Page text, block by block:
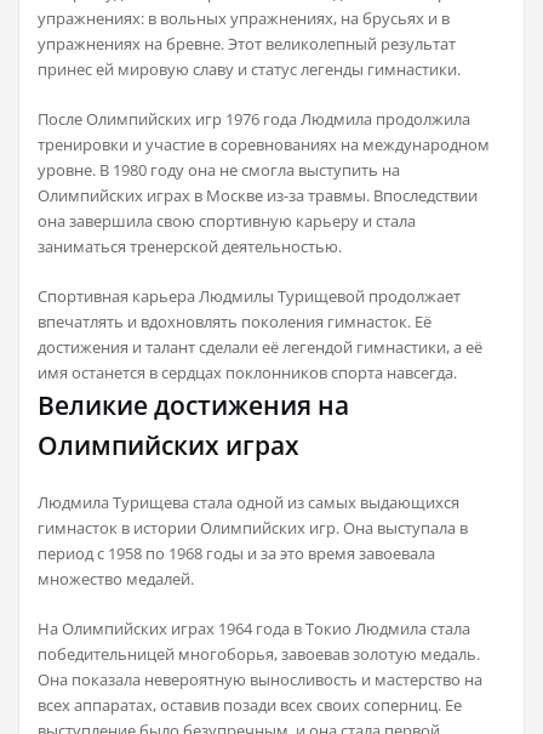
упражнениях: в вольных упражнениях, на брусьях и в
упражнениях на бревне. Этот великолепный результат
принес ей мировую славу и статус легенды гимнастики.
После Олимпийских игр 1976 года Людмила продолжила
тренировки и участие в соревнованиях на международном
уровне. В 1980 году она не смогла выступить на
Олимпийских играх в Москве из-за травмы. Впоследствии
она завершила свою спортивную карьеру и стала
заниматься тренерской деятельностью.
Спортивная карьера Людмилы Турищевой продолжает
впечатлять и вдохновлять поколения гимнасток. Её
достижения и талант сделали её легендой гимнастики, а её
имя останется в сердцах поклонников спорта навсегда.
Великие достижения на
Олимпийских играх
Людмила Турищева стала одной из самых выдающихся
гимнасток в истории Олимпийских игр. Она выступала в
период с 1958 по 1968 годы и за это время завоевала
множество медалей.
На Олимпийских играх 1964 года в Токио Людмила стала
победительницей многоборья, завоевав золотую медаль.
Она показала невероятную выносливость и мастерство на
всех аппаратах, оставив позади всех своих соперниц. Ее